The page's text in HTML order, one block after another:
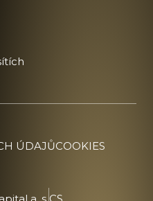
ÚDAJŮCOOKIES
a. s. CS